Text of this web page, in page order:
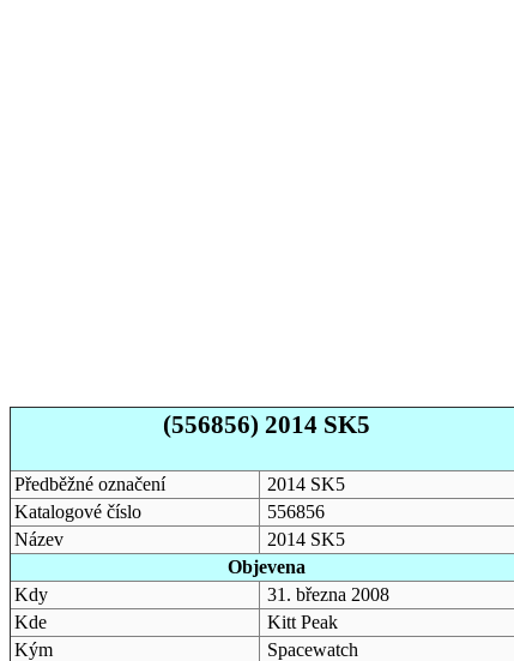
(556856) 2014 SK5
Předběžné označení
2014 SK5
Katalogové číslo
556856
Název
2014 SK5
Objevena
Kdy
31. března 2008
Kde
Kitt Peak
Kým
Spacewatch